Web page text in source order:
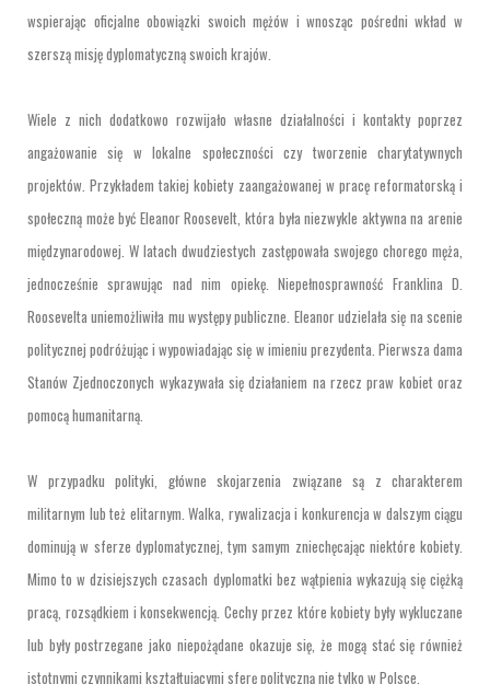
wspierając oficjalne obowiązki swoich mężów i wnosząc pośredni wkład w
szerszą misję dyplomatyczną swoich krajów.
Wiele z nich dodatkowo rozwijało własne działalności i kontakty poprzez
angażowanie się w lokalne społeczności czy tworzenie charytatywnych
projektów. Przykładem takiej kobiety zaangażowanej w pracę reformatorską i
społeczną może być Eleanor Roosevelt, która była niezwykle aktywna na arenie
międzynarodowej. W latach dwudziestych zastępowała swojego chorego męża,
jednocześnie sprawując nad nim opiekę. Niepełnosprawność Franklina D.
Roosevelta uniemożliwiła mu występy publiczne. Eleanor udzielała się na scenie
politycznej podróżując i wypowiadając się w imieniu prezydenta. Pierwsza dama
Stanów Zjednoczonych wykazywała się działaniem na rzecz praw kobiet oraz
pomocą humanitarną.
W przypadku polityki, główne skojarzenia związane są z charakterem
militarnym lub też elitarnym. Walka, rywalizacja i konkurencja w dalszym ciągu
dominują w sferze dyplomatycznej, tym samym zniechęcając niektóre kobiety.
Mimo to w dzisiejszych czasach dyplomatki bez wątpienia wykazują się ciężką
pracą, rozsądkiem i konsekwencją. Cechy przez które kobiety były wykluczane
lub były postrzegane jako niepożądane okazuje się, że mogą stać się również
istotnymi czynnikami kształtującymi sferę polityczną nie tylko w Polsce.